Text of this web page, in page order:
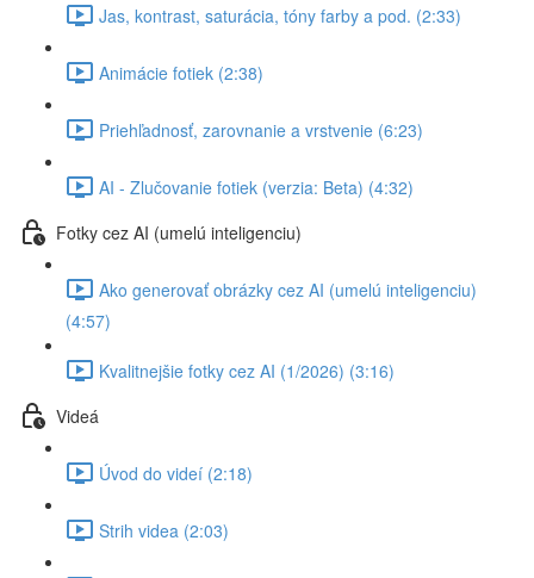
Jas, kontrast, saturácia, tóny farby a pod. (2:33)
Animácie fotiek (2:38)
Priehľadnosť, zarovnanie a vrstvenie (6:23)
AI - Zlučovanie fotiek (verzia: Beta) (4:32)
Fotky cez AI (umelú inteligenciu)
Ako generovať obrázky cez AI (umelú inteligenciu)
(4:57)
Kvalitnejšie fotky cez AI (1/2026) (3:16)
Videá
Úvod do videí (2:18)
Strih videa (2:03)